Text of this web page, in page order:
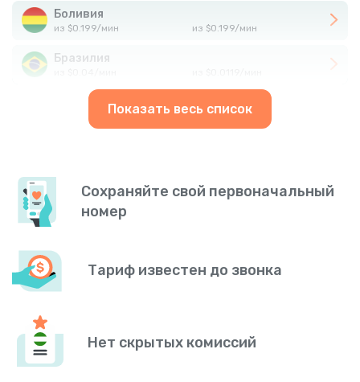
Боливия
из $0.199/мин из $0.199/мин
Бразилия
Показать весь список
Сохраняйте свой первоначальный
номер
Тариф известен до звонка
Нет скрытых комиссий